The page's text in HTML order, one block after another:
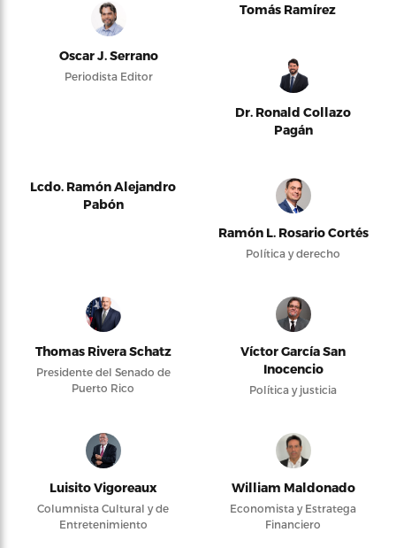
Oscar J. Serrano
Periodista Editor
Tomás Ramírez
Dr. Ronald Collazo
Pagán
Lcdo. Ramón Alejandro
Pabón
Ramón L. Rosario Cortés
Política y derecho
Thomas Rivera Schatz
Presidente del Senado de
Puerto Rico
Víctor García San
Inocencio
Política y justicia
Luisito Vigoreaux
Columnista Cultural y de
Entretenimiento
William Maldonado
Economista y Estratega
Financiero